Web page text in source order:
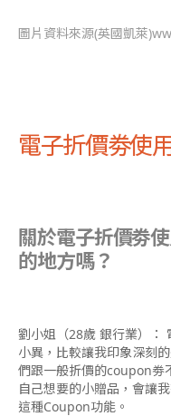
圖片資料來源(英國凱萊
電子折價劵使
關於電子折價劵
的地方嗎？
劉小姐（28歲 銀行業）：
小異，比較讓我印象深刻
們跟一般折價的coupon劵
自己想要的小贈品，會讓
這種Coupon功能。